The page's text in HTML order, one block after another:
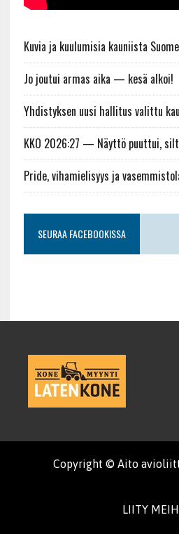
Kuvia ja kuulumisia kauniista
Jo joutui armas aika — kesä alkoi!
Yhdistyksen uusi hallitus valittu
KKO 2026:27 — Näyttö puuttui,
Pride, vihamielisyys ja
SEURAA FACEBOOKISSA
Copyright © Aito
LIITY